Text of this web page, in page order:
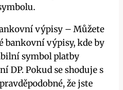
výpisy – Můžete
bankovní výpisy, kde by
symbol platby
DP. Pokud se shoduje s
že jste